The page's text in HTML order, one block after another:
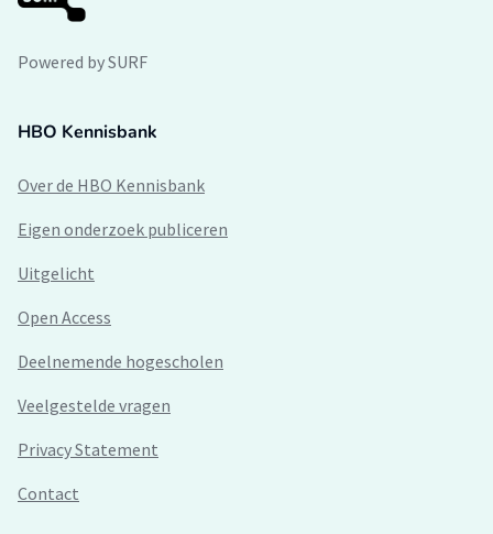
Powered by SURF
HBO Kennisbank
Over de HBO Kennisbank
Eigen onderzoek publiceren
Uitgelicht
Open Access
Deelnemende hogescholen
Veelgestelde vragen
Privacy Statement
Contact